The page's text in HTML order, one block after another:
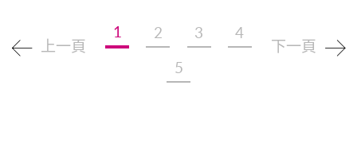
上一頁
1 2 3
4
5
下一頁